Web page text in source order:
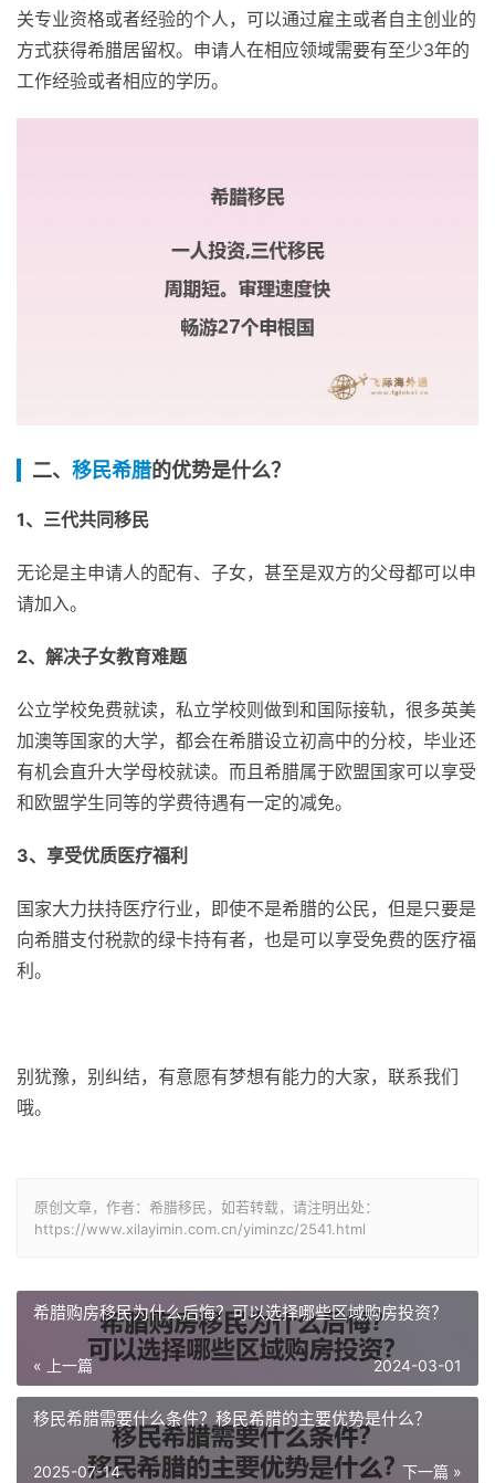
关专业资格或者经验的个人，可以通过雇主或者自主创业的
方式获得希腊居留权。申请人在相应领域需要有至少3年的
工作经验或者相应的学历。
二、 移民希腊的优势是什么？
1、三代共同移民
无论是主申请人的配有、子女，甚至是双方的父母都可以申
请加入。
2、解决子女教育难题
公立学校免费就读，私立学校则做到和国际接轨，很多英美
加澳等国家的大学，都会在希腊设立初高中的分校，毕业还
有机会直升大学母校就读。而且希腊属于欧盟国家可以享受
和欧盟学生同等的学费待遇有一定的减免。
3、享受优质医疗福利
国家大力扶持医疗行业，即使不是希腊的公民，但是只要是
向希腊支付税款的绿卡持有者，也是可以享受免费的医疗福
利。
别犹豫，别纠结，有意愿有梦想有能力的大家，联系我们
哦。
原创文章，作者：希腊移民，如若转载，请注明出处：
https://www.xilayimin.com.cn/yiminzc/2541.html
希腊购房移民为什么后悔？可以选择哪些区域购房投资？
« 上一篇 2024-03-01
移民希腊需要什么条件？移民希腊的主要优势是什么？
下一篇 »
2025-07-14